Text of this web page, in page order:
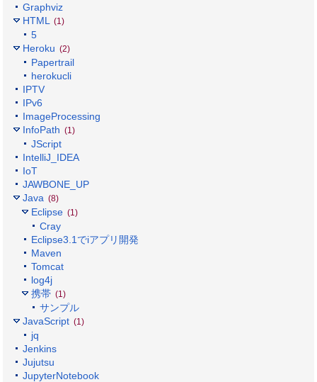
Graphviz
HTML
(1)
5
Heroku (2)
Papertrail
herokucli
IPTV
IPv6
ImageProcessing
InfoPath (1)
JScript
IntelliJ_IDEA
IoT
JAWBONE_UP
Java (8)
Eclipse (1)
Cray
Eclipse3.1でiアプリ開発
Maven
Tomcat
log4j
携帯 (1)
サンプル
JavaScript (1)
jq
Jenkins
Jujutsu
JupyterNotebook